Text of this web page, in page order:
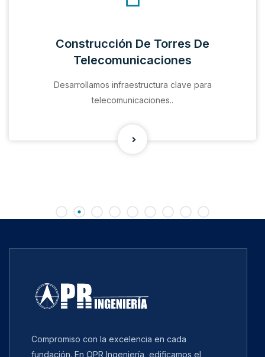
Construcción De Torres De
Telecomunicaciones
Desarrollamos infraestructura clave para
telecomunicaciones..
Compromiso con la excelencia en cada
fundación. En OPR Ingeniería, edificamos el